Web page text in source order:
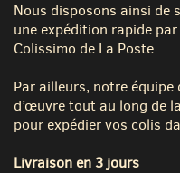
Nous disposons ainsi
une expédition rapide
Colissimo de La Poste.
Par ailleurs, notre
d’œuvre tout au long de
pour expédier vos colis
Livraison en 3 jours